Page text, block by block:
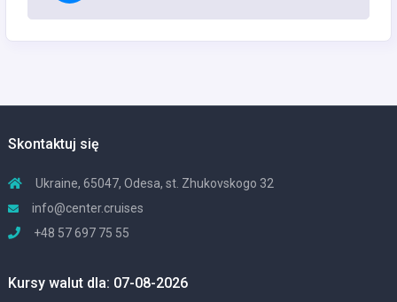
Skontaktuj się
Ukraine, 65047, Odesa, st. Zhukovskogo 32
info@center.cruises
+48 57 697 75 55
Kursy walut dla: 07-08-2026